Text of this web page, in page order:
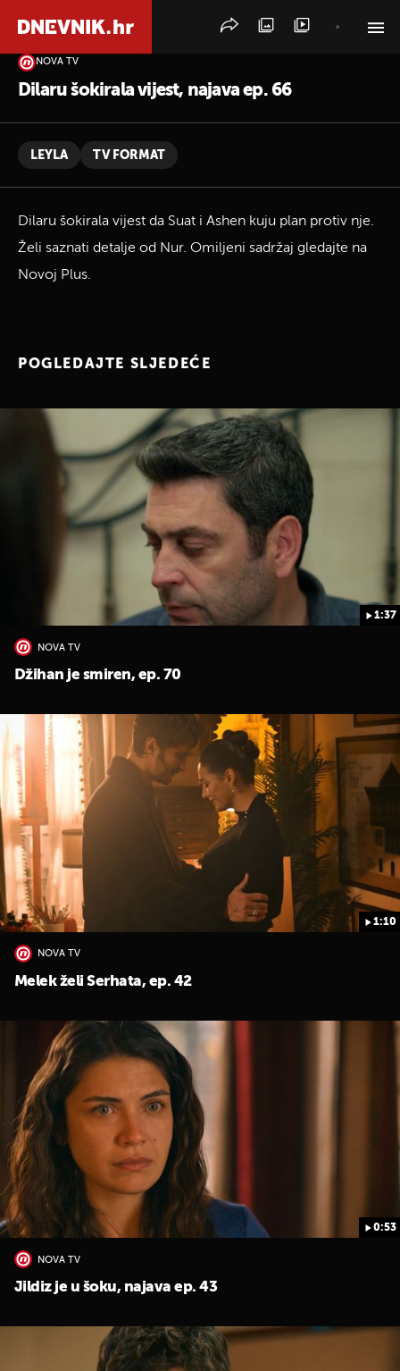
NOVA TV
Dilaru šokirala vijest, najava ep. 66
LEYLA TV FORMAT
Dilaru šokirala vijest da Suat i Ashen kuju plan protiv nje.
Želi saznati detalje od Nur. Omiljeni sadržaj gledajte na
Novoj Plus.
POGLEDAJTE SLJEDEĆE
1:37
NOVA TV
Džihan je smiren, ep. 70
1:10
NOVA TV
Melek želi Serhata, ep. 42
0:53
NOVA TV
Jildiz je u šoku, najava ep. 43
PRETRAŽITE VIJESTI